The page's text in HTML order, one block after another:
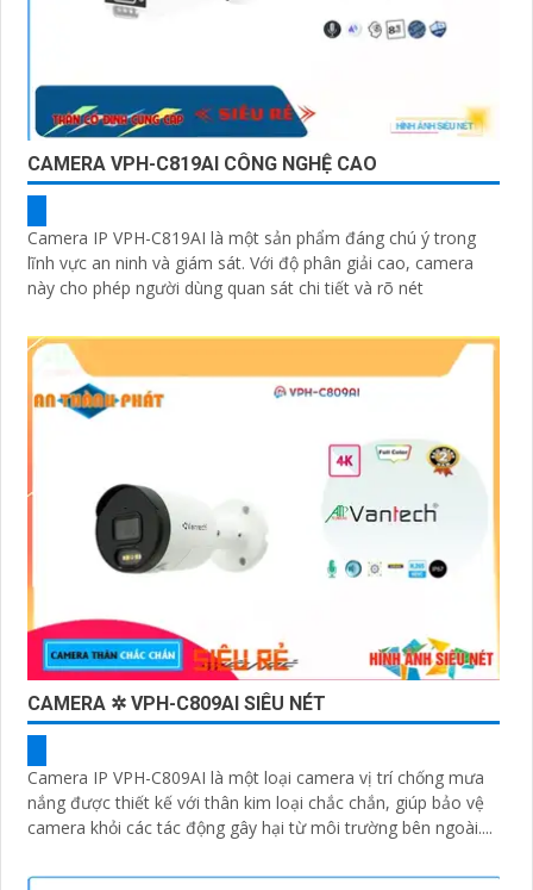
CAMERA VPH-C819AI CÔNG NGHỆ CAO
Camera IP VPH-C819AI là một sản phẩm đáng chú ý trong
lĩnh vực an ninh và giám sát. Với độ phân giải cao, camera
này cho phép người dùng quan sát chi tiết và rõ nét
CAMERA ✲ VPH-C809AI SIÊU NÉT
Camera IP VPH-C809AI là một loại camera vị trí chống mưa
nắng được thiết kế với thân kim loại chắc chắn, giúp bảo vệ
camera khỏi các tác động gây hại từ môi trường bên ngoài....